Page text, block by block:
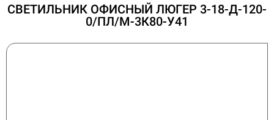
СВЕТИЛЬНИК ОФИСНЫЙ ЛЮГЕР 3-18-Д-120-
0/ПЛ/М-3К80-У41